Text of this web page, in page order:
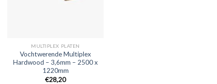
MULTIPLEX PLATEN
Vochtwerende Multiplex
Hardwood – 3,6mm – 2500 x
1220mm
€28,20